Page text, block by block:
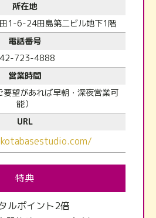
所在地
1-6-24田島第二ビル地下1階
電話番号
723-4888
営業時間
望があれば早朝・深夜営業可
能）
URL
特典
ルポイント2倍